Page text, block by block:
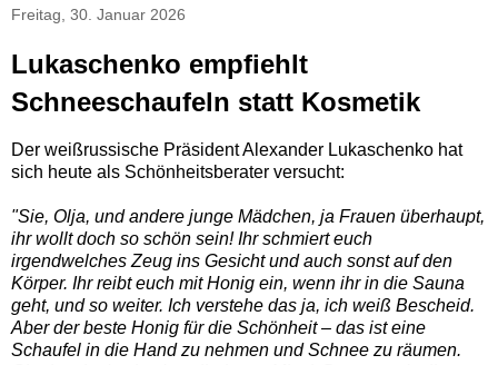
Freitag, 30. Januar 2026
Lukaschenko empfiehlt
Schneeschaufeln statt Kosmetik
Der weißrussische Präsident Alexander Lukaschenko hat
sich heute als Schönheitsberater versucht:
"Sie, Olja, und andere junge Mädchen, ja Frauen überhaupt,
ihr wollt doch so schön sein! Ihr schmiert euch
irgendwelches Zeug ins Gesicht und auch sonst auf den
Körper. Ihr reibt euch mit Honig ein, wenn ihr in die Sauna
geht, und so weiter. Ich verstehe das ja, ich weiß Bescheid.
Aber der beste Honig für die Schönheit – das ist eine
Schaufel in die Hand zu nehmen und Schnee zu räumen.